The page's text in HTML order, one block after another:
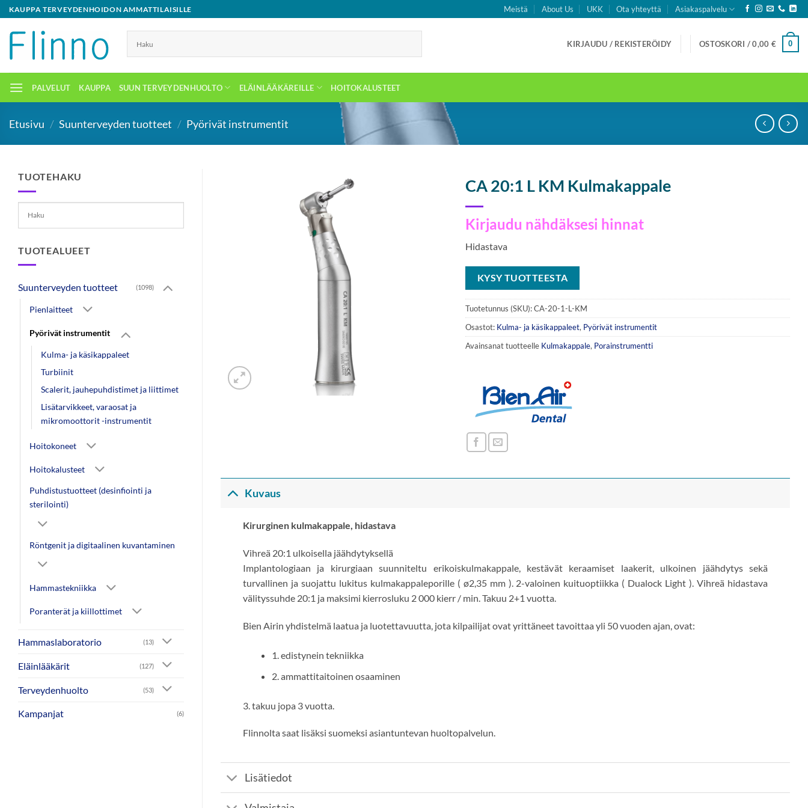
Skip
to
content
KAUPPA TERVEYDENHOIDON AMMATTILAISILLE Meistä About Us UKK Ota yhteyttä Asiakaspalvelu
KIRJAUDU / REKISTERÖIDY OSTOSKORI /0,00 € 0
PALVELUT KAUPPA SUUN TERVEYDENHUOLTO ELÄINLÄÄKÄREILLE HOITOKALUSTEET
Etusivu / Suunterveyden tuotteet / Pyörivät instrumentit
TUOTEHAKU
TUOTEALUEET
Suunterveyden tuotteet (1098)
Pienlaitteet
Pyörivät instrumentit
Kulma- ja käsikappaleet
Turbiinit
Scalerit, jauhepuhdistimet ja liittimet
Lisätarvikkeet, varaosat ja
mikromoottorit -instrumentit
Hoitokoneet
Hoitokalusteet
Puhdistustuotteet (desinfiointi ja
sterilointi)
Röntgenit ja digitaalinen kuvantaminen
Hammastekniikka
Poranterät ja kiillottimet
Hammaslaboratorio (13)
Eläinlääkärit (127)
Terveydenhuolto (53)
Kampanjat (6)
CA 20:1 L KM Kulmakappale
Kirjaudu nähdäksesi hinnat
Hidastava
KYSY TUOTTEESTA
Tuotetunnus (SKU):CA-20-1-L-KM
Osastot: Kulma- ja käsikappaleet, Pyörivät instrumentit
Avainsanat tuotteelle Kulmakappale, Porainstrumentti
Kuvaus
Kirurginen kulmakappale, hidastava
Vihreä 20:1 ulkoisella jäähdytyksellä
Implantologiaan ja kirurgiaan suunniteltu erikoiskulmakappale, kestävät keraamiset laakerit, ulkoinen jäähdytys sekä
turvallinen ja suojattu lukitus kulmakappaleporille ( ø2,35 mm ). 2-valoinen kuituoptiikka ( Dualock Light ). Vihreä hidastava
välityssuhde 20:1 ja maksimi kierrosluku 2 000 kierr / min. Takuu 2+1 vuotta.
Bien Airin yhdistelmä laatua ja luotettavuutta, jota kilpailijat ovat yrittäneet tavoittaa yli 50 vuoden ajan, ovat:
1. edistynein tekniikka
2. ammattitaitoinen osaaminen
3. takuu jopa 3 vuotta.
Flinnolta saat lisäksi suomeksi asiantuntevan huoltopalvelun.
Lisätiedot